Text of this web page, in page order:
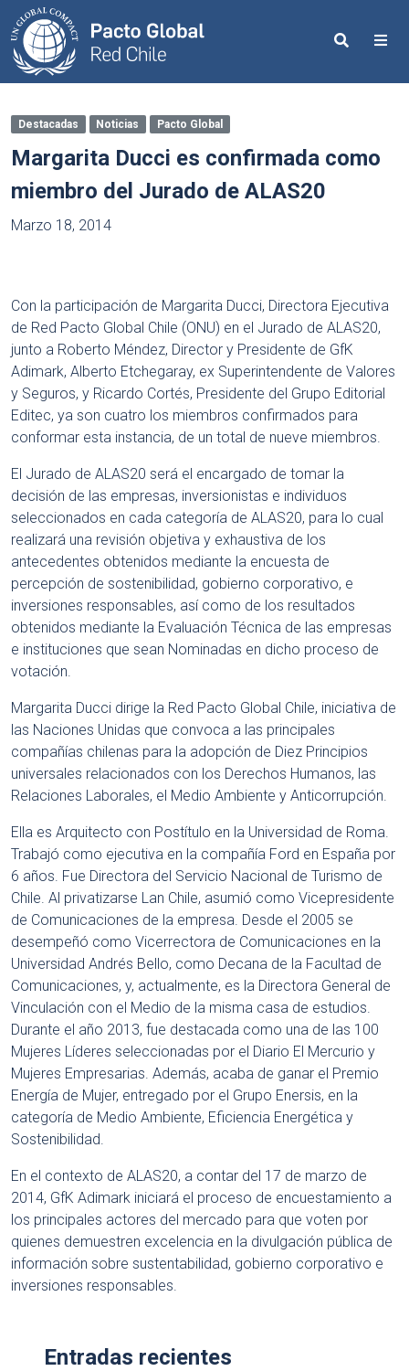
Search
Destacadas Noticias Pacto Global
Margarita Ducci es confirmada como
miembro del Jurado de ALAS20
Marzo 18, 2014
Con la participación de Margarita Ducci, Directora Ejecutiva
de Red Pacto Global Chile (ONU) en el Jurado de ALAS20,
junto a Roberto Méndez, Director y Presidente de GfK
Adimark, Alberto Etchegaray, ex Superintendente de Valores
y Seguros, y Ricardo Cortés, Presidente del Grupo Editorial
Editec, ya son cuatro los miembros confirmados para
conformar esta instancia, de un total de nueve miembros.
El Jurado de ALAS20 será el encargado de tomar la
decisión de las empresas, inversionistas e individuos
seleccionados en cada categoría de ALAS20, para lo cual
realizará una revisión objetiva y exhaustiva de los
antecedentes obtenidos mediante la encuesta de
percepción de sostenibilidad, gobierno corporativo, e
inversiones responsables, así como de los resultados
obtenidos mediante la Evaluación Técnica de las empresas
e instituciones que sean Nominadas en dicho proceso de
votación.
Margarita Ducci dirige la Red Pacto Global Chile, iniciativa de
las Naciones Unidas que convoca a las principales
compañías chilenas para la adopción de Diez Principios
universales relacionados con los Derechos Humanos, las
Relaciones Laborales, el Medio Ambiente y Anticorrupción.
Ella es Arquitecto con Postítulo en la Universidad de Roma.
Trabajó como ejecutiva en la compañía Ford en España por
6 años. Fue Directora del Servicio Nacional de Turismo de
Chile. Al privatizarse Lan Chile, asumió como Vicepresidente
de Comunicaciones de la empresa. Desde el 2005 se
desempeñó como Vicerrectora de Comunicaciones en la
Universidad Andrés Bello, como Decana de la Facultad de
Comunicaciones, y, actualmente, es la Directora General de
Vinculación con el Medio de la misma casa de estudios.
Durante el año 2013, fue destacada como una de las 100
Mujeres Líderes seleccionadas por el Diario El Mercurio y
Mujeres Empresarias. Además, acaba de ganar el Premio
Energía de Mujer, entregado por el Grupo Enersis, en la
categoría de Medio Ambiente, Eficiencia Energética y
Sostenibilidad.
En el contexto de ALAS20, a contar del 17 de marzo de
2014, GfK Adimark iniciará el proceso de encuestamiento a
los principales actores del mercado para que voten por
quienes demuestren excelencia en la divulgación pública de
información sobre sustentabilidad, gobierno corporativo e
inversiones responsables.
Entradas recientes